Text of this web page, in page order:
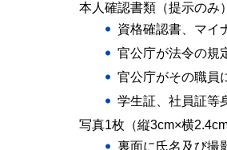
本人確認書類（提示のみ）
資格確認書、マイ
官公庁が法令の規
官公庁がその職員
学生証、社員証等
写真1枚（縦3cm×横
裏面に氏名及び撮